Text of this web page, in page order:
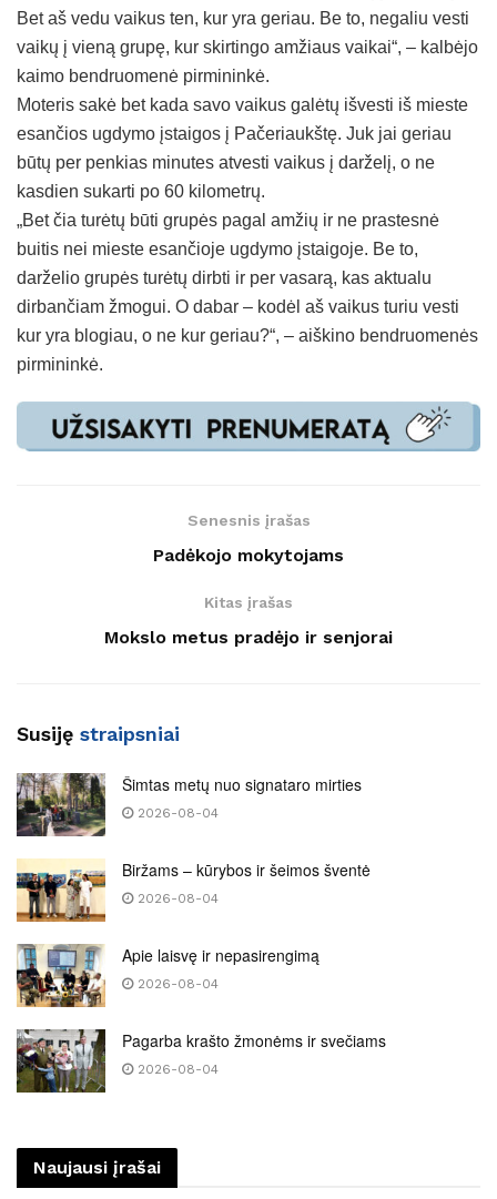
Bet aš vedu vaikus ten, kur yra geriau. Be to, negaliu vesti
vaikų į vieną grupę, kur skirtingo amžiaus vaikai“, – kalbėjo
kaimo bendruomenė pirmininkė.
Moteris sakė bet kada savo vaikus galėtų išvesti iš mieste
esančios ugdymo įstaigos į Pačeriaukštę. Juk jai geriau
būtų per penkias minutes atvesti vaikus į darželį, o ne
kasdien sukarti po 60 kilometrų.
„Bet čia turėtų būti grupės pagal amžių ir ne prastesnė
buitis nei mieste esančioje ugdymo įstaigoje. Be to,
darželio grupės turėtų dirbti ir per vasarą, kas aktualu
dirbančiam žmogui. O dabar – kodėl aš vaikus turiu vesti
kur yra blogiau, o ne kur geriau?“, – aiškino bendruomenės
pirmininkė.
Senesnis įrašas
Padėkojo mokytojams
Kitas įrašas
Mokslo metus pradėjo ir senjorai
Susiję straipsniai
Šimtas metų nuo signataro mirties
2026-08-04
Biržams – kūrybos ir šeimos šventė
2026-08-04
Apie laisvę ir nepasirengimą
2026-08-04
Pagarba krašto žmonėms ir svečiams
2026-08-04
Naujausi įrašai